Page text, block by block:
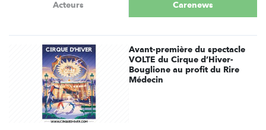
Acteurs Carenews
Avant-première du spectacle
VOLTE du Cirque d’Hiver-
Bouglione au profit du Rire
Médecin